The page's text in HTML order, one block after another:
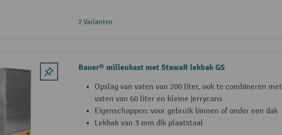
2 Varianten
Bauer® milieukast met StawaR lekbak GS
Opslag van vaten van 200 liter, ook te combineren met
vaten van 60 liter en kleine jerrycans
Eigenschappen: voor gebruik binnen of onder een dak
Lekbak van 3 mm dik plaatstaal